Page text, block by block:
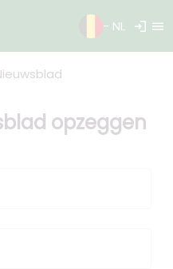
- NL login menu
opzeggen